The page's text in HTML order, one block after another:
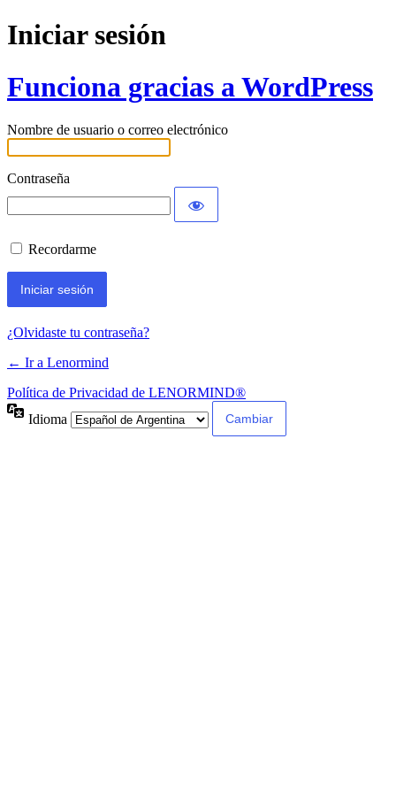
Iniciar sesión
Funciona gracias a WordPress
Nombre de usuario o correo electrónico
Contraseña
Recordarme
¿Olvidaste tu contraseña?
← Ir a Lenormind
Política de Privacidad de LENORMIND®
Idioma